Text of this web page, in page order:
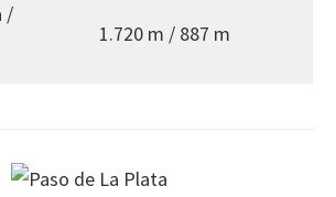
/
1.720 m / 887 m